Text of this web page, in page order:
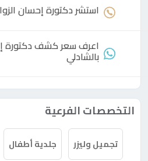
استشردكتورةإحسان
اعرف سعر كشفدكتورة
بالشادلي
التخصصات الفرعية
تجميل وليزر جلدية أطفال